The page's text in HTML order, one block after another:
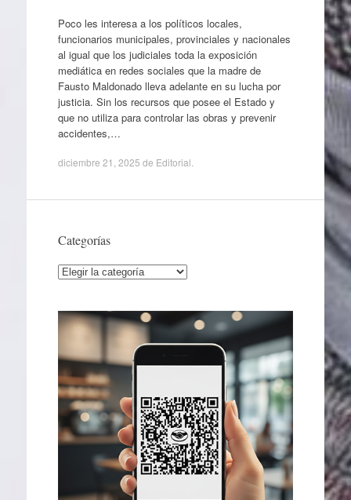
Poco les interesa a los políticos locales,
funcionarios municipales, provinciales y nacionales
al igual que los judiciales toda la exposición
mediática en redes sociales que la madre de
Fausto Maldonado lleva adelante en su lucha por
justicia. Sin los recursos que posee el Estado y
que no utiliza para controlar las obras y prevenir
accidentes,…
diciembre 21, 2025 de Editorial
Categorías
Categorías